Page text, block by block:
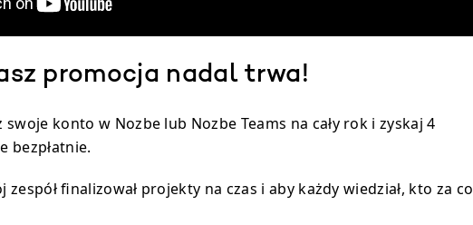
promocja nadal trwa!
swoje konto w Nozbe lub Nozbe Teams na cały rok i zyskaj 4
bezpłatnie.
zespół finalizował projekty na czas i aby każdy wiedział, kto za co